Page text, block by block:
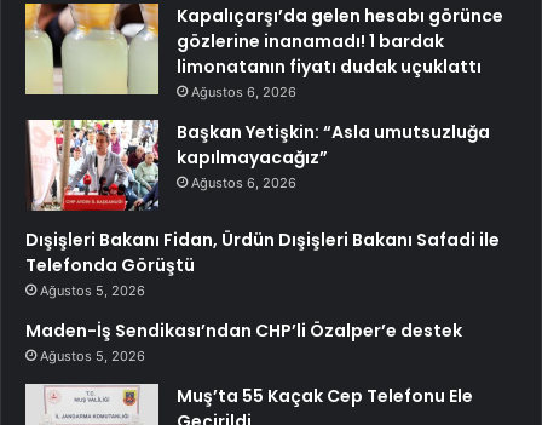
Kapalıçarşı’da gelen hesabı görünce
gözlerine inanamadı! 1 bardak
limonatanın fiyatı dudak uçuklattı
Ağustos 6, 2026
Başkan Yetişkin: “Asla umutsuzluğa
kapılmayacağız”
Ağustos 6, 2026
Dışişleri Bakanı Fidan, Ürdün Dışişleri Bakanı Safadi ile
Telefonda Görüştü
Ağustos 5, 2026
Maden-İş Sendikası’ndan CHP’li Özalper’e destek
Ağustos 5, 2026
Muş’ta 55 Kaçak Cep Telefonu Ele